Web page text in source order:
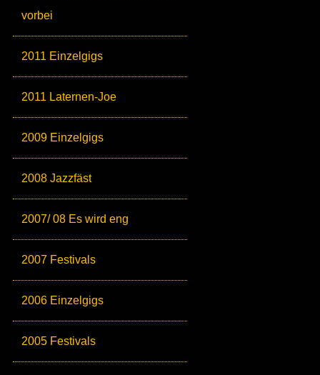
vorbei
2011 Einzelgigs
2011 Laternen-Joe
2009 Einzelgigs
2008 Jazzfäst
2007/ 08 Es wird eng
2007 Festivals
2006 Einzelgigs
2005 Festivals